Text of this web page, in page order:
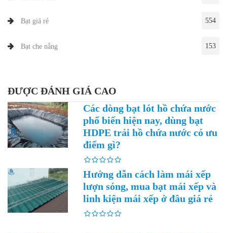
Bạt giá rẻ 554
Bạt che nắng 153
ĐƯỢC ĐÁNH GIÁ CAO
Các dòng bạt lót hồ chứa nước
phổ biến hiện nay, dùng bạt
HDPE trải hồ chứa nước có ưu
điểm gì?
Hướng dẫn cách làm mái xếp
lượn sóng, mua bạt mái xếp và
linh kiện mái xếp ở đâu giá rẻ